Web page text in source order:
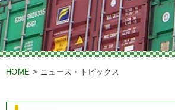
HOME > ニュース・トピックス